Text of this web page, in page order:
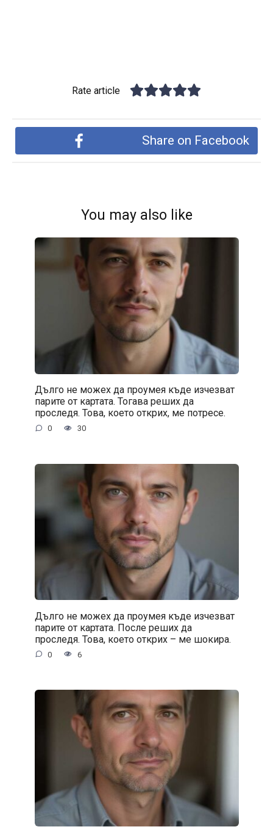
Rate article
Share on Facebook
You may also like
Дълго не можех да проумея къде изчезват
парите от картата. Тогава реших да
проследя. Това, което открих, ме потресе.
0 30
Дълго не можех да проумея къде изчезват
парите от картата. После реших да
проследя. Това, което открих – ме шокира.
0 6